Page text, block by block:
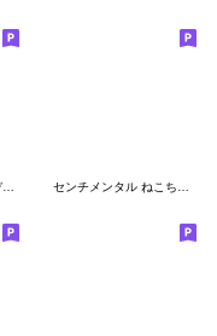
絵文字◎山口弁/方言/デコ文字